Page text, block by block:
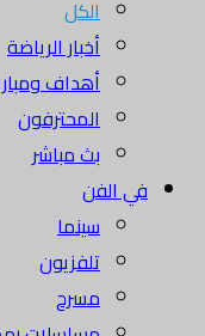
الكل
أخبار الرياضة
أهداف
المحترفون
بث مباشر
في الفن
سينما
تلفزيون
مسرح